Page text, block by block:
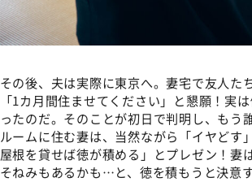
その後、夫は実際に東京へ。妻宅で友人た
「1カ月間住ませてください」と懇願！実
ったのだ。そのことが初日で判明し、も
ルームに住む妻は、当然ながら「イヤど
屋根を貸せば徳が積める」とプレゼン！妻
そねみもあるかも…と、徳を積もうと決意す